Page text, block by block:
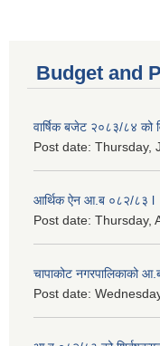
Budget and
वार्षिक बजेट २०८३/८४ को
Post date: Thursday,
आर्थिक ऐन आ.ब ०८२/८३ l
Post date: Thursday,
चापाकोट नगरपालिकाको
Post date: